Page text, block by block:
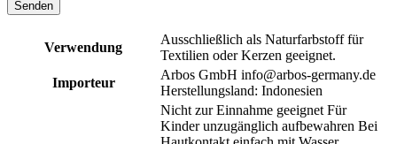
Verwendung
Ausschließlich als Naturfarbstoff für
Textilien oder Kerzen geeignet.
Importeur
Arbos GmbH info@arbos-germany.de
Herstellungsland: Indonesien
Nicht zur Einnahme geeignet Für
Kinder unzugänglich aufbewahren Bei